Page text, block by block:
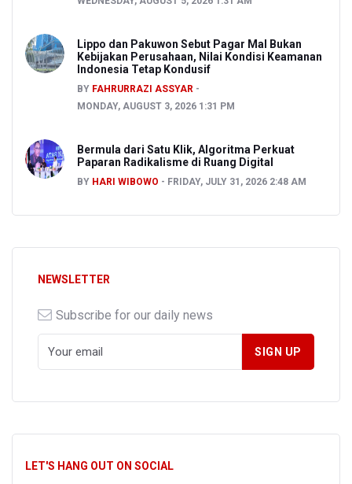
Lippo dan Pakuwon Sebut Pagar Mal Bukan
Kebijakan Perusahaan, Nilai Kondisi Keamanan
Indonesia Tetap Kondusif
BY FAHRURRAZI ASSYAR
MONDAY, AUGUST 3, 2026 1:31 PM
Bermula dari Satu Klik, Algoritma Perkuat
Paparan Radikalisme di Ruang Digital
BY HARI WIBOWO FRIDAY, JULY 31, 2026 2:48 AM
NEWSLETTER
Subscribe for our daily news
LET'S HANG OUT ON SOCIAL